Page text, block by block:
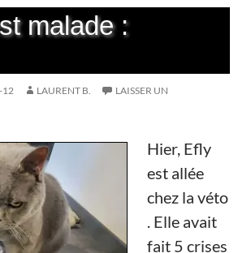
malade :
12 LAURENT B.
LAISSER UN
Hier, Efly
est allée
chez la véto
. Elle avait
fait 5 crises